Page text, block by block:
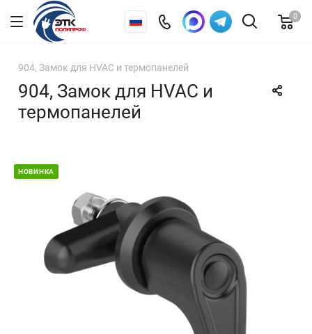
0
904, Замок для HVAC и термопанелей
904, Замок для HVAC и
термопанелей
НОВИНКА